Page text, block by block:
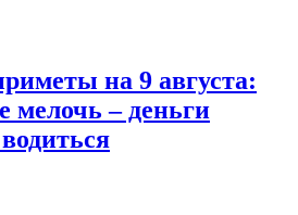
на 9 августа:
мелочь – деньги